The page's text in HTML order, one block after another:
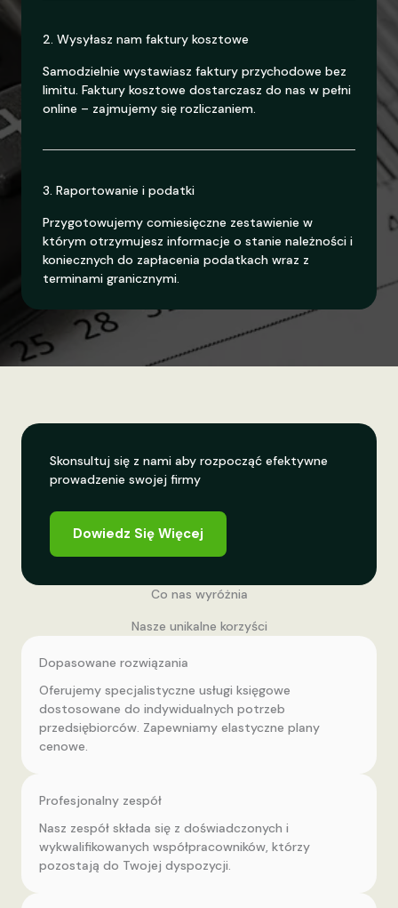
2. Wysyłasz nam faktury kosztowe
Samodzielnie wystawiasz faktury przychodowe bez
limitu. Faktury kosztowe dostarczasz do nas w pełni
online – zajmujemy się rozliczaniem.
3. Raportowanie i podatki
Przygotowujemy comiesięczne zestawienie w
którym otrzymujesz informacje o stanie należności i
koniecznych do zapłacenia podatkach wraz z
terminami granicznymi.
Skonsultuj się z nami aby rozpocząć efektywne
prowadzenie swojej firmy
Dowiedz Się Więcej
Co nas wyróżnia
Nasze unikalne korzyści
Dopasowane rozwiązania
Oferujemy specjalistyczne usługi księgowe
dostosowane do indywidualnych potrzeb
przedsiębiorców. Zapewniamy elastyczne plany
cenowe.
Profesjonalny zespół
Nasz zespół składa się z doświadczonych i
wykwalifikowanych współpracowników, którzy
pozostają do Twojej dyspozycji.